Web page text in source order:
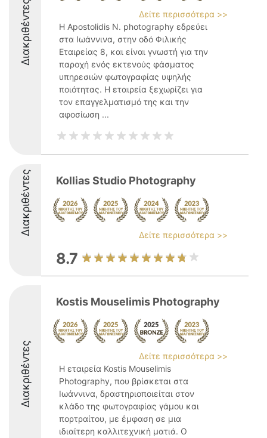
Διακριθέντες
Δείτε περισσότερα >>
Η Apostolidis N. photography εδρεύει
στα Ιωάννινα, στην οδό Φιλικής
Εταιρείας 8, και είναι γνωστή για την
παροχή ενός εκτενούς φάσματος
υπηρεσιών φωτογραφίας υψηλής
ποιότητας. Η εταιρεία ξεχωρίζει για
τον επαγγελματισμό της και την
αφοσίωση ...
Διακριθέντες Kollias Studio Photography
Δείτε περισσότερα >>
8.7
Διακριθέντες
Kostis Mouselimis Photography
Δείτε περισσότερα >>
Η εταιρεία Kostis Mouselimis
Photography, που βρίσκεται στα
Ιωάννινα, δραστηριοποιείται στον
κλάδο της φωτογραφίας γάμου και
πορτραίτου, με έμφαση σε μια
ιδιαίτερη καλλιτεχνική ματιά. Ο